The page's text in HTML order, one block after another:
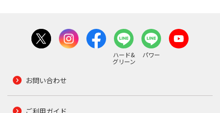
ハード&
グリーン
パワー
お問い合わせ
ご利用ガイド